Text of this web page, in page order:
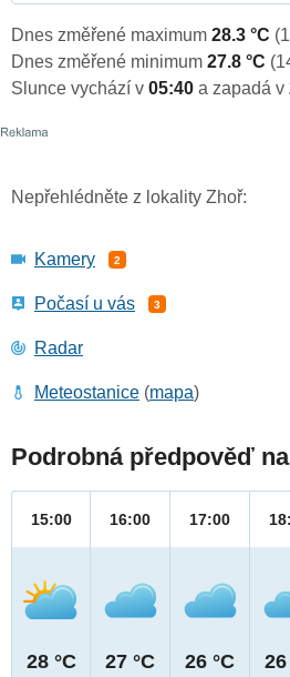
Dnes změřené maximum 28.3 °C
Dnes změřené minimum 27.8 °C
Slunce vychází v 05:40 a zapadá v
Nepřehlédněte z lokality Zhoř:
Kamery 2
Počasí u vás 3
Radar
Meteostanice (mapa)
Podrobná předpověď
15:00
28 °C
16:00
27 °C
17:00
26 °C 26